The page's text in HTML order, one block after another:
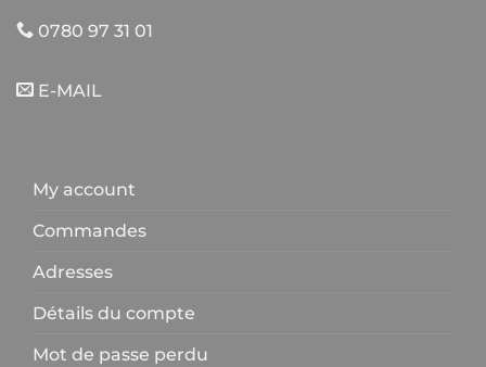
0780 97 31 01
E-MAIL
My account
Commandes
Adresses
Détails du compte
Mot de passe perdu